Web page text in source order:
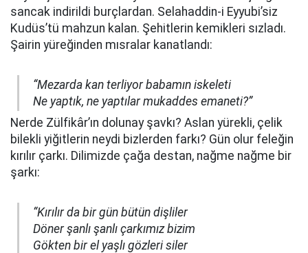
sancak indirildi burçlardan. Selahaddin-i Eyyubi’siz
Kudüs’tü mahzun kalan. Şehitlerin kemikleri sızladı.
Şairin yüreğinden mısralar kanatlandı:
“Mezarda kan terliyor babamın iskeleti
Ne yaptık, ne yaptılar mukaddes emaneti?”
Nerde Zülfikâr’ın dolunay şavkı? Aslan yürekli, çelik
bilekli yiğitlerin neydi bizlerden farkı? Gün olur feleğin
kırılır çarkı. Dilimizde çağa destan, nağme nağme bir
şarkı:
“Kırılır da bir gün bütün dişliler
Döner şanlı şanlı çarkımız bizim
Gökten bir el yaşlı gözleri siler